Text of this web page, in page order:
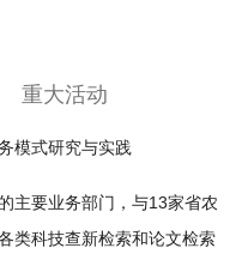
重大活动
模式研究与实践
主要业务部门，与13家省农
类科技查新检索和论文检索